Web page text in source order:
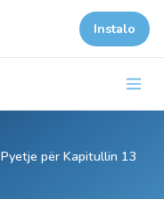
Instalo
Pyetje për Kapitullin 13